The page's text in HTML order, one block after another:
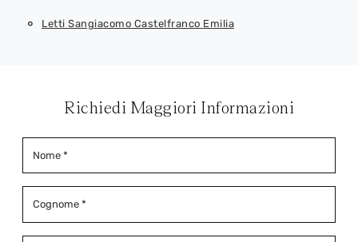
Letti Sangiacomo Castelfranco Emilia
Richiedi Maggiori Informazioni